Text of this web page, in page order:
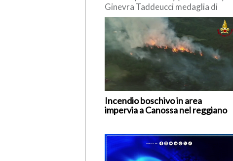
Ginevra Taddeucci medaglia di
bronzo nella knockout 3 km agli
Europei in acque libere di Parigi. […]
Incendio boschivo in area
impervia a Canossa nel reggiano